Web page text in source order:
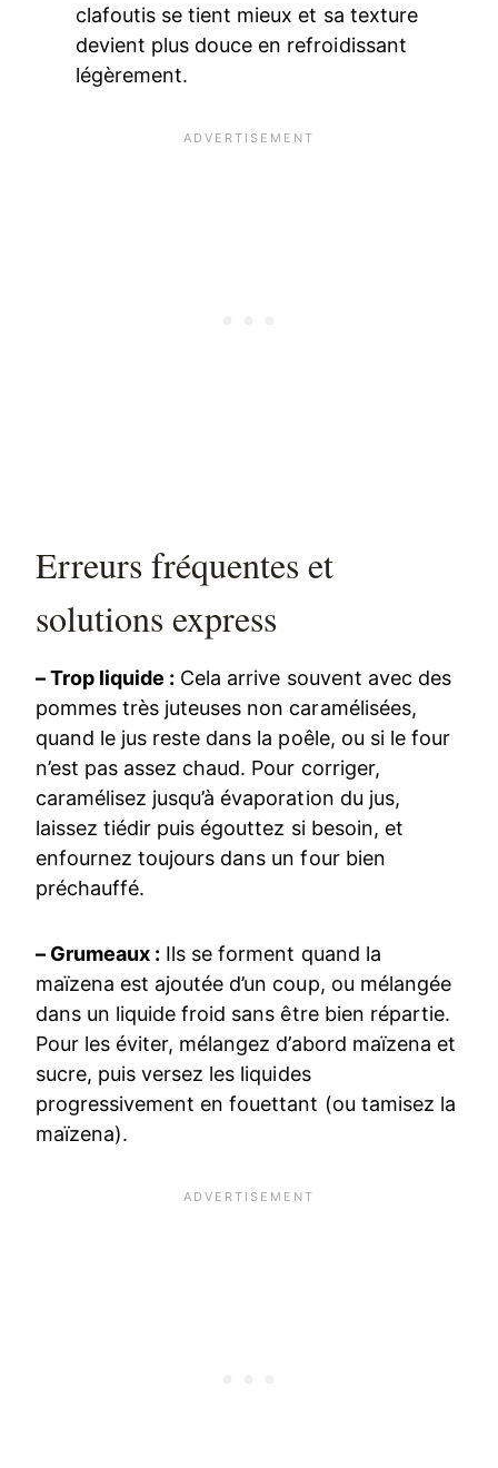
clafoutis se tient mieux et sa texture
devient plus douce en refroidissant
légèrement.
Erreurs fréquentes et
solutions express
– Trop liquide : Cela arrive souvent avec des
pommes très juteuses non caramélisées,
quand le jus reste dans la poêle, ou si le four
n’est pas assez chaud. Pour corriger,
caramélisez jusqu’à évaporation du jus,
laissez tiédir puis égouttez si besoin, et
enfournez toujours dans un four bien
préchauffé.
– Grumeaux : Ils se forment quand la
maïzena est ajoutée d’un coup, ou mélangée
dans un liquide froid sans être bien répartie.
Pour les éviter, mélangez d’abord maïzena et
sucre, puis versez les liquides
progressivement en fouettant (ou tamisez la
maïzena).